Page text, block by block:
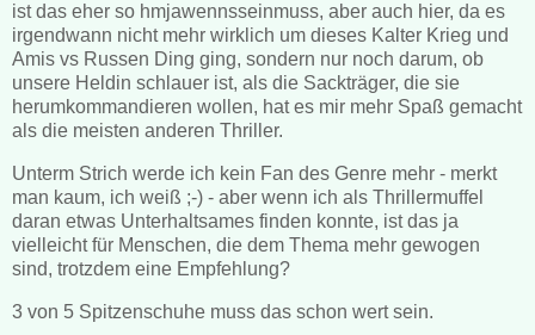
ist das eher so hmjawennsseinmuss, aber auch hier, da es
irgendwann nicht mehr wirklich um dieses Kalter Krieg und
Amis vs Russen Ding ging, sondern nur noch darum, ob
unsere Heldin schlauer ist, als die Sackträger, die sie
herumkommandieren wollen, hat es mir mehr Spaß gemacht
als die meisten anderen Thriller.
Unterm Strich werde ich kein Fan des Genre mehr - merkt
man kaum, ich weiß ;-) - aber wenn ich als Thrillermuffel
daran etwas Unterhaltsames finden konnte, ist das ja
vielleicht für Menschen, die dem Thema mehr gewogen
sind, trotzdem eine Empfehlung?
3 von 5 Spitzenschuhe muss das schon wert sein.